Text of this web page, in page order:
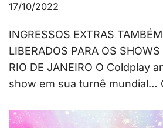
17/10/2022
INGRESSOS EXTRAS
LIBERADOS PARA OS
RIO DE JANEIRO O Coldplay
show em sua turnê mundial…